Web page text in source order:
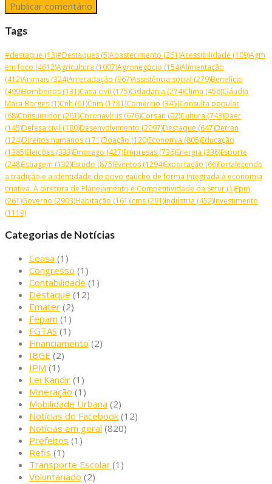
Tags
#destaque (13)#Destaques (5)Abastecimento (261)Acessibilidade (109)Agm
em foco (4612)Agricultura (1007)Agronegócio (154)Alimentação
(412)Animais (324)Arrecadação (967)Assistência social (279)Benefício
(499)Bombeiros (131)Casa civil (175)Cidadania (274)Clima (456)Cláudia
Mara Borges (1)Cnh (61)Cnm (1781)Comércio (345)Consulta popular
(68)Consumidor (261)Coronavírus (676)Corsan (92)Cultura (743)Daer
(145)Defesa civil (180)Desenvolvimento (2097)Destaque (647)Detran
(124)Direitos humanos (171)Doação (120)Economia (805)Educação
(1385)Eleições (333)Emprego (427)Empresas (736)Energia (336)Esporte
(248)Estiagem (132)Estudo (875)Eventos (1294)Exportação (66)fortalecendo
a tradição e a identidade do povo gaúcho de forma integrada à economia
criativa. A diretora de Planejamento e Competitividade da Setur (1)Fpm
(261)Governo (2903)Habitação (161)Icms (291)Indústria (452)Investimento
(1119)
Categorias de Notícias
Ceasa (1)
Congresso (1)
Contabilidade (1)
Destaque (12)
Emater (2)
Fepam (1)
FGTAS (1)
Financiamento (2)
IBGE (2)
IPM (1)
Lei Kandir (1)
Mineração (1)
Mobilidade Urbana (2)
Notícias do Facebook (12)
Notícias em geral (820)
Prefeitos (1)
Refis (1)
Transporte Escolar (1)
Voluntariado (2)